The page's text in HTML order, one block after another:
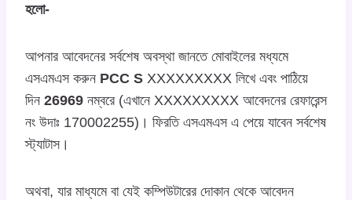
হলো-
আপনার আবেদনের সর্বশেষ অবস্থা জানতে মোবাইলের মধ্যমে
এসএমএস করুন PCC S XXXXXXXXX লিখে এবং পাঠিয়ে
দিন 26969 নম্বরে (এখানে XXXXXXXXX আবেদনের রেফারেন্স
নং উদাঃ 170002255)। ফিরতি এসএমএস এ পেয়ে যাবেন সর্বশেষ
স্ট্যাটাস।
অথবা, যার মাধ্যমে বা যেই কম্পিউটারের দোকান থেকে আবেদন